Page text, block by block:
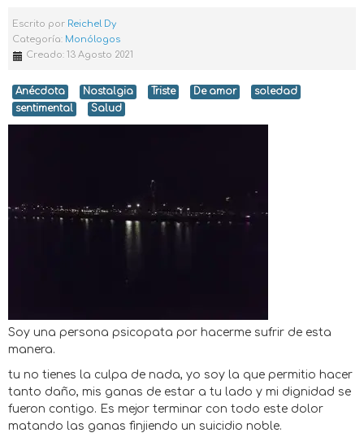
Escrito por Reichel Dy
Categoría: Monólogos
Creado: 13 Agosto 2021
Anécdota Nostalgia Triste De amor
soledad
sentimental
Salud
Soy una persona psicopata por hacerme sufrir de esta
manera.
tu no tienes la culpa de nada, yo soy la que permitio hacer
tanto daño, mis ganas de estar a tu lado y mi dignidad se
fueron contigo. Es mejor terminar con todo este dolor
matando las ganas finjiendo un suicidio noble.